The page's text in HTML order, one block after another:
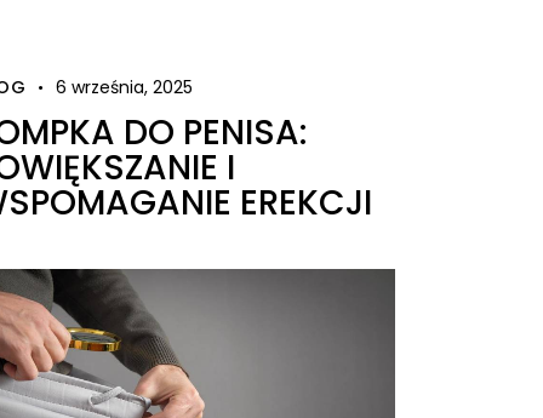
6 września, 2025
DO PENISA:
I
EREKCJI